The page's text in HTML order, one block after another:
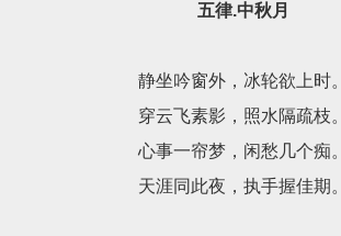
五律.中秋月
静坐吟窗外，冰轮欲上时。
穿云飞素影，照水隔疏枝。
心事一帘梦，闲愁几个痴。
天涯同此夜，执手握佳期。